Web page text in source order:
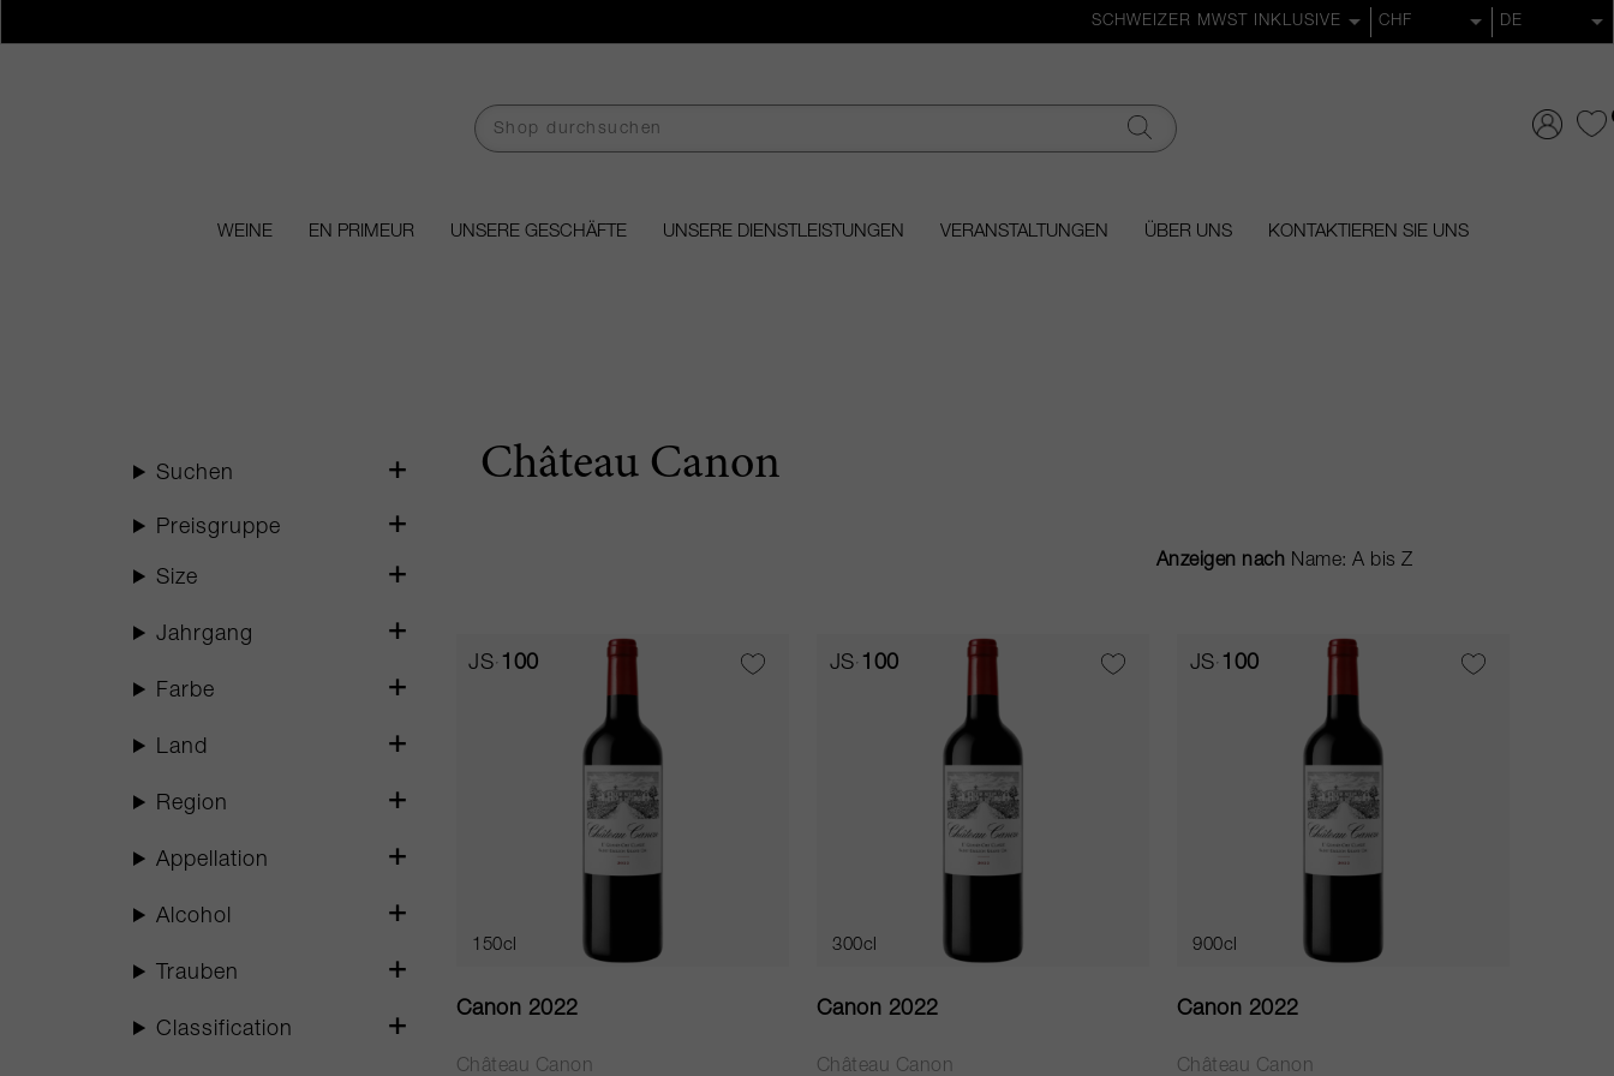
WEINE EN PRIMEUR UNSERE GESCHÄFTE UNSERE DIENSTLEISTUNGEN VERANSTALTUNGEN ÜBER UNS KONTAKTIEREN SIE UNS
Château Canon
Anzeigen nach
JS 100
150cl
Canon 2022
Château Canon
JS 100
300cl
Canon 2022
Château Canon
JS 100
900cl
Canon 2022
Château Canon
Suchen
Preisgruppe
Size
Jahrgang
Farbe
Land
Region
Appellation
Alcohol
Trauben
Classification